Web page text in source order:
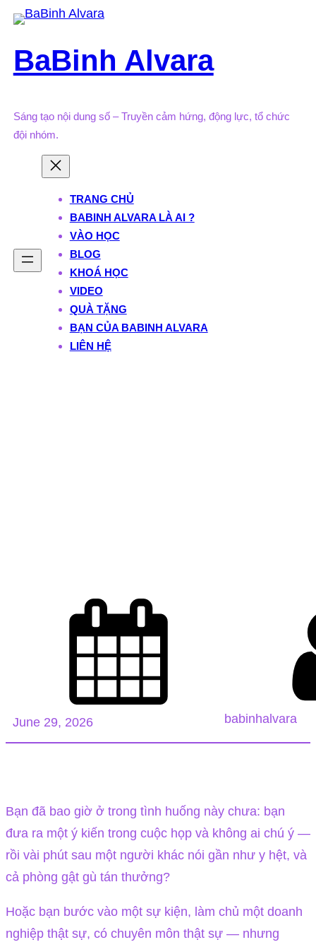
Skip
content
BaBinh Alvara
Sáng tạo nội dung số – Truyền cảm hứng, động lực, tổ chức
đội nhóm.
TRANG CHỦ
BABINH ALVARA LÀ AI ?
VÀO HỌC
BLOG
KHOÁ HỌC
VIDEO
QUÀ TẶNG
BẠN CỦA BABINH ALVARA
LIÊN HỆ
June 29, 2026 babinhalvara
Bạn đã bao giờ ở trong tình huống này chưa: bạn
đưa ra một ý kiến trong cuộc họp và không ai chú ý —
rồi vài phút sau một người khác nói gần như y hệt, và
cả phòng gật gù tán thưởng?
Hoặc bạn bước vào một sự kiện, làm chủ một doanh
nghiệp thật sự, có chuyên môn thật sự — nhưng